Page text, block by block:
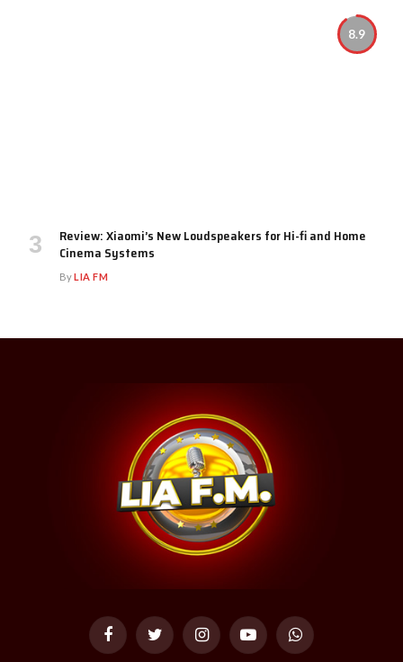
8.9
Review: Xiaomi’s New Loudspeakers for Hi-fi and Home
Cinema Systems
ByLIA FM
FacebookTwitter InstagramYouTubeWhatsApp